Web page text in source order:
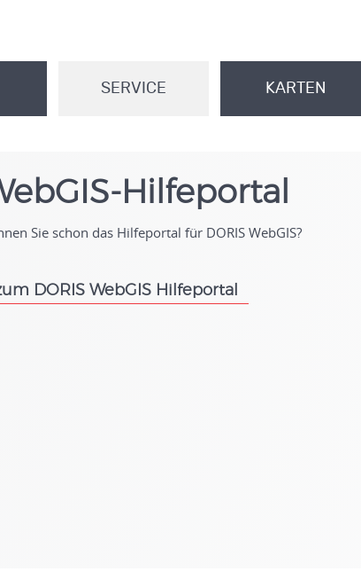
SERVICE KARTEN
Hilfeportal
Sie schon das Hilfeportal für DORIS WebGIS?
DORIS WebGIS Hilfeportal